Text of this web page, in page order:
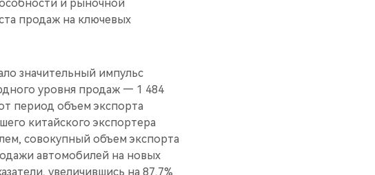
и рыночной
продаж на ключевых
значительный импульс
уровня продаж — 1 484
период объем экспорта
китайского экспортера
совокупный объем экспорта
автомобилей на новых
увеличившись на 87,7%